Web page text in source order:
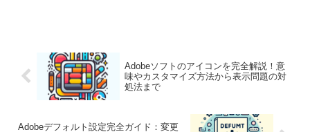
Adobeソフトのアイコンを完全解説！意
味やカスタマイズ方法から表示問題の対
処法まで
Adobeデフォルト設定完全ガイド：変更